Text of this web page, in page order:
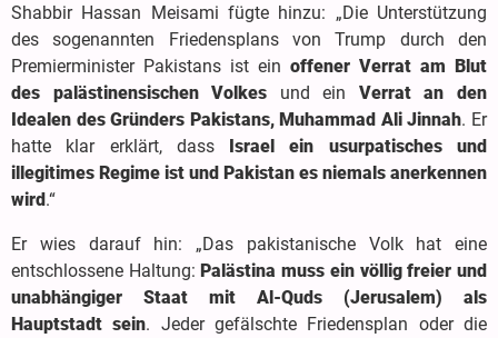
Shabbir Hassan Meisami fügte hinzu: „Die Unterstützung
des sogenannten Friedensplans von Trump durch den
Premierminister Pakistans ist ein offener Verrat am Blut
des palästinensischen Volkes und ein Verrat an den
Idealen des Gründers Pakistans, Muhammad Ali Jinnah. Er
hatte klar erklärt, dass Israel ein usurpatisches und
illegitimes Regime ist und Pakistan es niemals anerkennen
wird.“
Er wies darauf hin: „Das pakistanische Volk hat eine
entschlossene Haltung:Palästina muss ein völlig freier und
unabhängiger Staat mit Al-Quds (Jerusalem) als
Hauptstadt sein. Jeder gefälschte Friedensplan oder die